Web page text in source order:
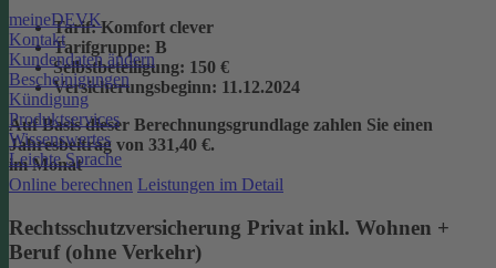
meineDEVK
Kontakt
Kundendaten ändern
Bescheinigungen
Kündigung
Produktservices
Wissenswertes
Leichte Sprache
Tarif: Komfort clever
Tarifgruppe: B
Selbstbeteiligung: 150 €
Versicherungsbeginn: 11.12.2024
Auf Basis dieser Berechnungsgrundlage zahlen Sie einen
Jahresbeitrag von 331,40 €.
im Monat
Online berechnen Leistungen im Detail
Rechtsschutzversicherung Privat inkl. Wohnen +
Beruf (ohne Verkehr)